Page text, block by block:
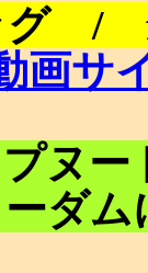
グ /
画サ
ヌ
ダ